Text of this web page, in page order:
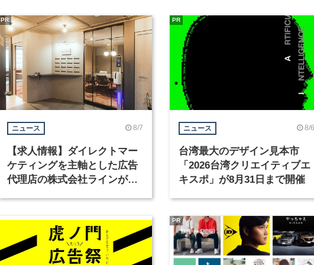
ニュース 8/7
【求人情報】ダイレクトマー
ケティングを主軸とした広告
代理店の株式会社ラインが、
PR
ニュース 8/6
台湾最大のデザイン見本市
「2026台湾クリエイティブエ
キスポ」が8月31日まで開催
PR
PR